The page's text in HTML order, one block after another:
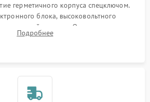
герметичного корпуса спецключом.
блока, высоковольтного
оптической системы. Осмотр контактов
целостности уплотнительных
Подробнее